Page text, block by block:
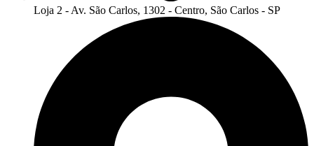
Loja 2 - Av. São Carlos, 1302 - Centro, São Carlos - SP